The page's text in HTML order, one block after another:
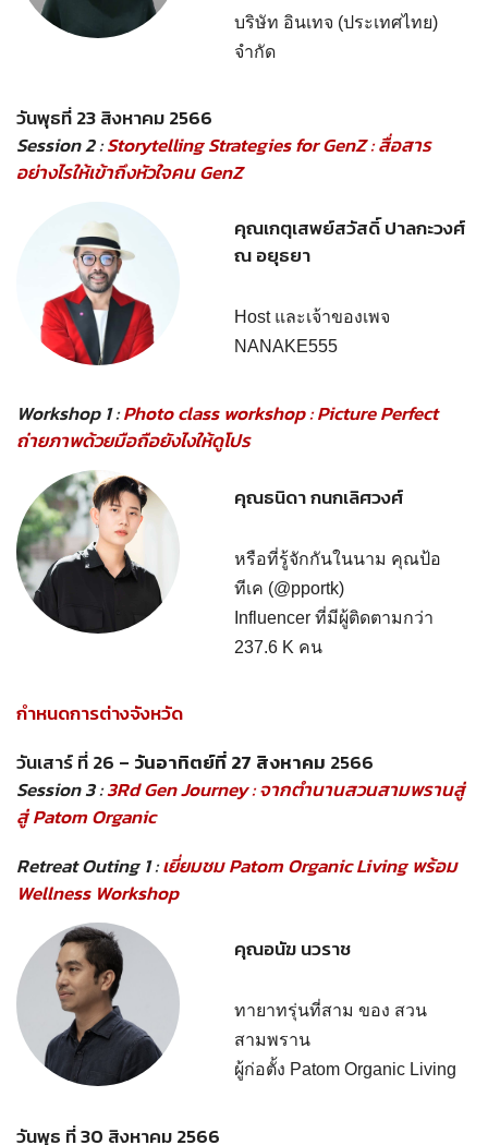
บริษัท อินเทจ (ประเทศไทย)
จำกัด
วันพุธที่ 23 สิงหาคม 2566
Session 2 :Storytelling Strategies for GenZ : สื่อสาร
อย่างไรให้เข้าถึงหัวใจคน GenZ
คุณเกตุเสพย์สวัสดิ์ ปาลกะวงศ์
ณ อยุธยา
Host และเจ้าของเพจ
NANAKE555
Workshop 1 :Photo class workshop : Picture Perfect
ถ่ายภาพด้วยมือถือยังไงให้ดูโปร
คุณธนิดา กนกเลิศวงศ์
หรือที่รู้จักกันในนาม คุณป้อ
ทีเค (@pportk)
Influencer ที่มีผู้ติดตามกว่า
237.6 K คน
กำหนดการต่างจังหวัด
วันเสาร์ ที่ 26 – วันอาทิตย์ที่ 27 สิงหาคม 2566
Session 3 :3Rd Gen Journey : จากตำนานสวนสามพรานสู่
สู่ Patom Organic
Retreat Outing 1 :เยี่ยมชม Patom Organic Living พร้อม
Wellness Workshop
คุณอนัฆ นวราช
ทายาทรุ่นที่สาม ของ สวน
สามพราน
ผู้ก่อตั้ง Patom Organic Living
วันพุธ ที่ 30 สิงหาคม 2566